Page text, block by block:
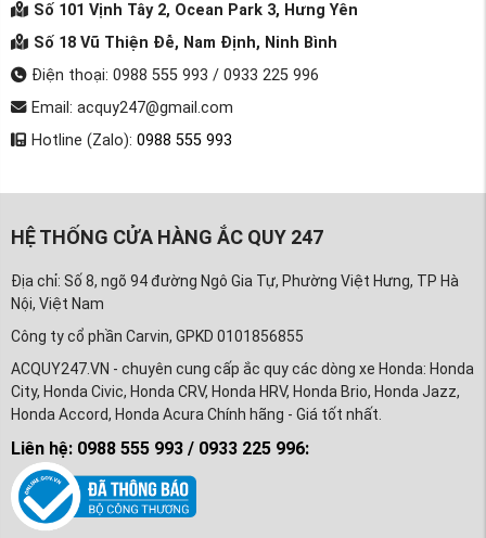
Số 101 Vịnh Tây 2, Ocean Park 3, Hưng Yên
Số 18 Vũ Thiện Đễ, Nam Định, Ninh Bình
Điện thoại: 0988 555 993 / 0933 225 996
Email: acquy247@gmail.com
Hotline (Zalo): 0988 555 993
HỆ THỐNG CỬA HÀNG ẮC QUY 247
Địa chỉ: Số 8, ngõ 94 đường Ngô Gia Tự, Phường Việt Hưng, TP Hà
Nội, Việt Nam
Công ty cổ phần Carvin, GPKD 0101856855
ACQUY247.VN - chuyên cung cấp ắc quy các dòng xe Honda: Honda
City, Honda Civic, Honda CRV, Honda HRV, Honda Brio, Honda Jazz,
Honda Accord, Honda Acura Chính hãng - Giá tốt nhất.
Liên hệ: 0988 555 993 / 0933 225 996: